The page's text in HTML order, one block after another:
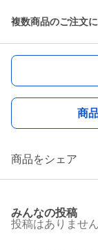
複数商品のご注文
商
商品をシェア
みんなの投稿
投稿はありません